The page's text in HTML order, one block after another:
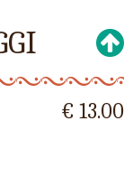
€ 13.00